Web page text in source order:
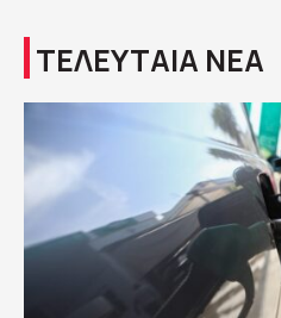
ΤΕΛΕΥΤΑΙΑ ΝΕΑ